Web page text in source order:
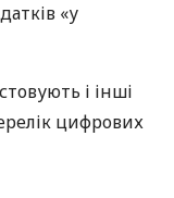
«у
і інші
цифрових